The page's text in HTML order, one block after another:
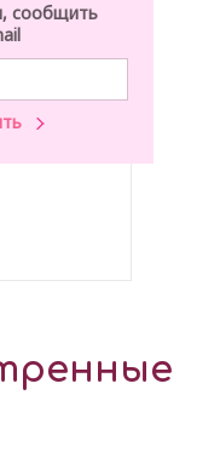
сообщить